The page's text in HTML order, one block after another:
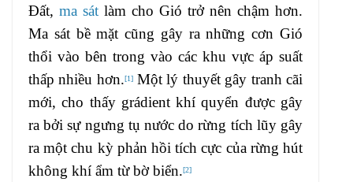
Đất, ma sát làm cho Gió trở nên chậm hơn.
Ma sát bề mặt cũng gây ra những cơn Gió
thổi vào bên trong vào các khu vực áp suất
thấp nhiều hơn.[1]Một lý thuyết gây tranh cãi
mới, cho thấy grádient khí quyển được gây
ra bởi sự ngưng tụ nước do rừng tích lũy gây
ra một chu kỳ phản hồi tích cực của rừng hút
không khí ẩm từ bờ biển.[2]